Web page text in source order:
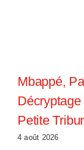
Mbappé,
Petite
4 août 2026